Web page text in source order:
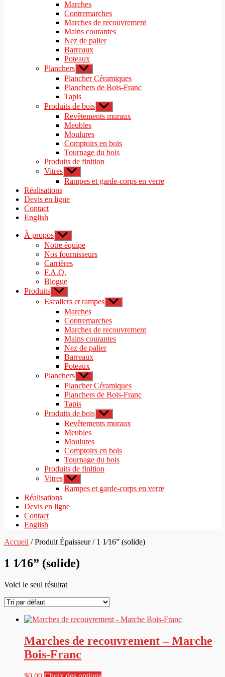
menu
le
menu
Marches
Contremarches
Marches de recouvrement
Mains courantes
Nez de palier
Barreaux
Poteaux
Planchers Afficher
le
sous-
menu
Plancher Céramiques
Planchers de Bois-Franc
Tapis
Produits de bois Afficher
le
sous-
Revêtements muraux
Meubles
Moulures
Comptoirs en bois
Tournage du bois
Produits de finition
Vitres Afficher
le
sous-
Rampes et garde-corps en verre
Réalisations
Devis en ligne
Contact
English
À propos Afficher
le
sous-
menu
Notre équipe
Nos fournisseurs
Carrières
F.A.Q.
Blogue
Produits Afficher
le
sous-
menu
Escaliers et rampes Afficher
le
menu
Marches
Contremarches
Marches de recouvrement
Mains courantes
Nez de palier
Barreaux
Poteaux
Planchers Afficher
le
sous-
menu
Plancher Céramiques
Planchers de Bois-Franc
Tapis
Produits de bois Afficher
le
sous-
Revêtements muraux
Meubles
Moulures
Comptoirs en bois
Tournage du bois
Produits de finition
Vitres Afficher
le
sous-
Rampes et garde-corps en verre
Réalisations
Devis en ligne
Contact
English
Accueil / Produit Épaisseur / 1 1⁄16” (solide)
1 1⁄16” (solide)
Voici le seul résultat
Marches de recouvrement – Marche
Bois-Franc
Ce